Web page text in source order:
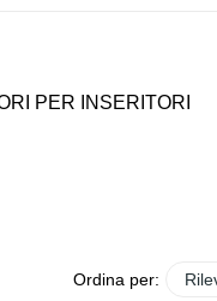
PER INSERITORI
Ordina per: